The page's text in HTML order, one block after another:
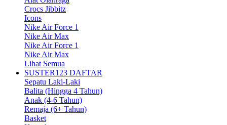
Crocs Jibbitz
Icons
Nike Air Force 1
Nike Air Max
Nike Air Force 1
Nike Air Max
Lihat Semua
SUSTER123 DAFTAR
Sepatu Laki-Laki
Balita (Hingga 4 Tahun)
Anak (4-6 Tahun)
Remaja (6+ Tahun)
Basket